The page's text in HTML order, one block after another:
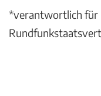
*verantwortlich für